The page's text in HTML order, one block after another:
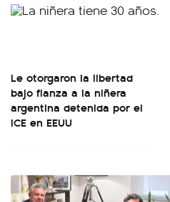
Le otorgaron la libertad
bajo fianza a la niñera
argentina detenida por el
ICE en EEUU